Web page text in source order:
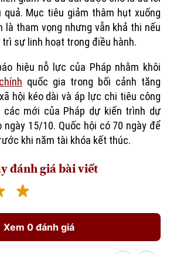
Mục tiêu giảm thâm hụt xuống
là tham vọng nhưng vẫn khả thi nếu
trì sự linh hoạt trong điều hành.
hiệu nỗ lực của Pháp nhằm khôi
quốc gia trong bối cảnh tăng
hội kéo dài và áp lực chi tiêu công
các mới của Pháp dự kiến trình dự
ngày 15/10. Quốc hội có 70 ngày để
khi năm tài khóa kết thúc.
đánh giá bài viết
Xem 0 đánh giá